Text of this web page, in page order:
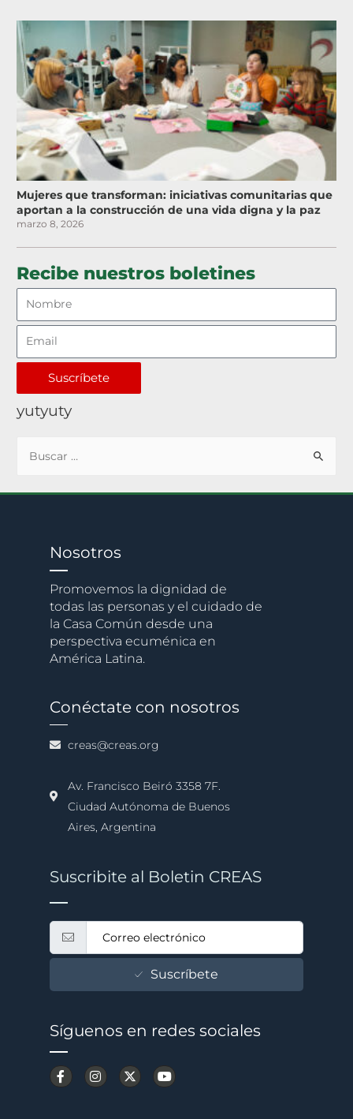
Mujeres que transforman: iniciativas comunitarias que
aportan a la construcción de una vida digna y la paz
marzo 8, 2026
Recibe nuestros boletines
Suscríbete
yutyuty
Nosotros
Promovemos la dignidad de
todas las personas y el cuidado de
la Casa Común desde una
perspectiva ecuménica en
América Latina.
Conéctate con nosotros
creas@creas.org
Av. Francisco Beiró 3358 7F.
Ciudad Autónoma de Buenos
Aires, Argentina
Suscribite al Boletin CREAS
Suscríbete
Síguenos en redes sociales